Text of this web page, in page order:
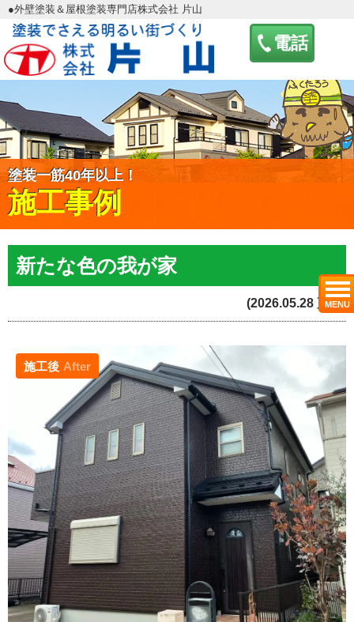
電話
MENU
●外壁塗装＆屋根塗装専門店株式会社 片山
塗装一筋40年以上！
施工事例
新たな色の我が家
(2026.05.28 更新)
施工後 After